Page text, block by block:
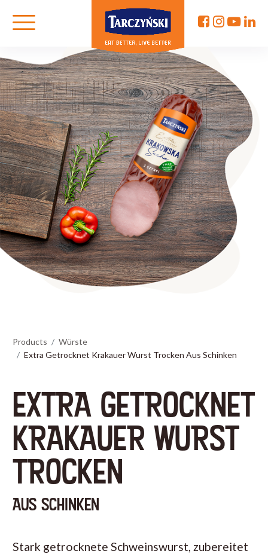
Products
Würste
Extra Getrocknet Krakauer Wurst Trocken Aus Schinken
EXTRA GETROCKNET
KRAKAUER WURST
TROCKEN
AUS SCHINKEN
Stark getrocknete Schweinswurst, zubereitet